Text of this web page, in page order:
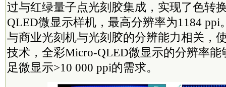
过与红绿量子点光刻胶集成，实现了色转
QLED微显示样机，最高分辨率为1184 ppi
与商业光刻机与光刻胶的分辨能力相关，
技术，全彩Micro-QLED微显示的分辨率能
足微显示>10 000 ppi的需求。